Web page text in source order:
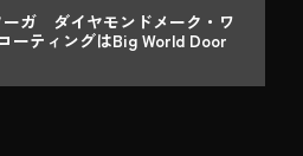
ーガ ダイヤモンドメーク・ワ
ーティングはBig World Door